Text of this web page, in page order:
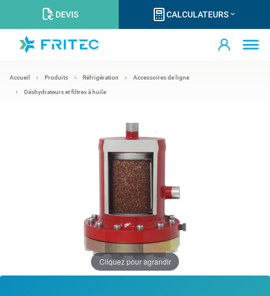
DEVIS CALCULATEURS
Accueil Produits Réfrigération Accessoires de ligne
Déshydrateurs et filtres à huile
Cliquez pour agrandir